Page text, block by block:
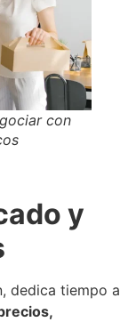
con
y
dedica tiempo a